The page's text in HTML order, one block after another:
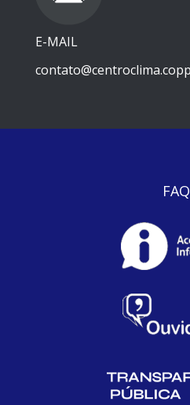
E-MAIL
FAQ